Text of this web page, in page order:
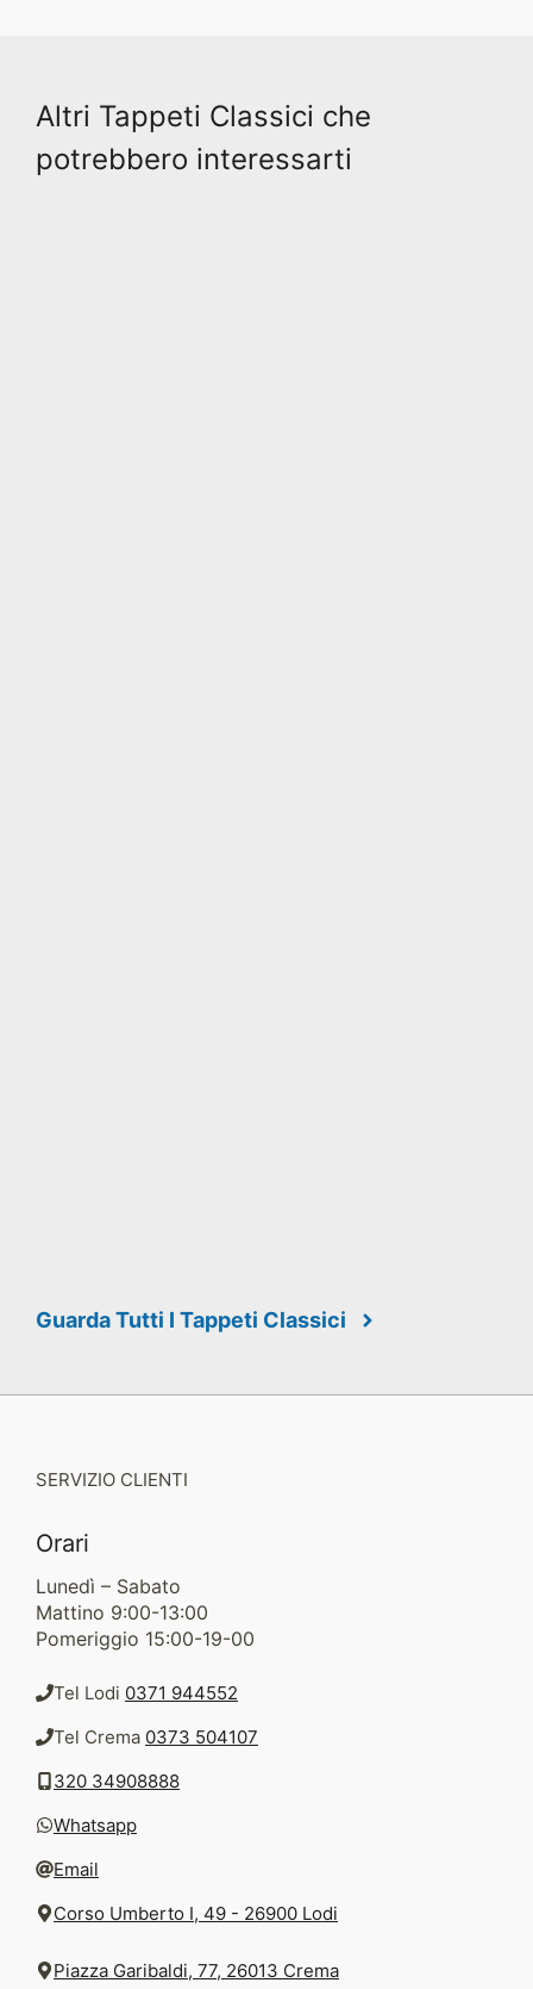
Altri Tappeti Classici che
potrebbero interessarti
Guarda Tutti I Tappeti Classici
SERVIZIO CLIENTI
Orari
Lunedì – Sabato
Mattino 9:00-13:00
Pomeriggio 15:00-19-00
Tel Lodi 0371 944552
Tel Crema 0373 504107
320 34908888
Whatsapp
Email
Corso Umberto I, 49 - 26900 Lodi
Piazza Garibaldi, 77, 26013 Crema